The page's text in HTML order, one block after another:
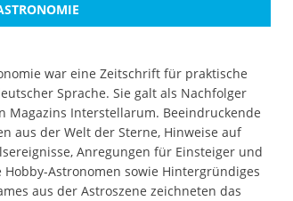
war eine Zeitschrift für praktische
Sprache. Sie galt als Nachfolger
Magazins Interstellarum. Beeindruckende
aus der Welt der Sterne, Hinweise auf
Anregungen für Einsteiger und
Astronomen sowie Hintergründiges
aus der Astroszene zeichneten das